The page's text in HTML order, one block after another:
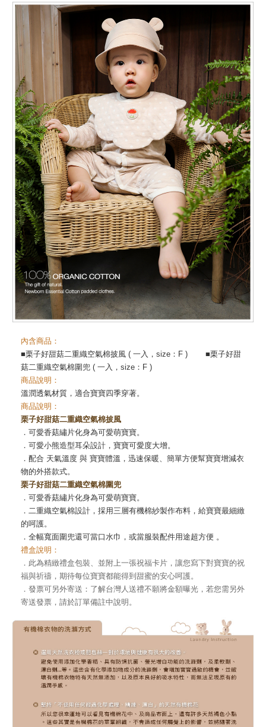
內含商品：
■栗子好甜菇二重織空氣棉披風 ( 一入，size：F ) ■栗子好甜
菇二重織空氣棉圍兜 ( 一入，size：F )
商品說明：
溫潤透氣材質，適合寶寶四季穿著。
商品說明：
栗子好甜菇二重織空氣棉披風
．可愛香菇繡片化身為可愛萌寶寶。
．可愛小熊造型耳朵設計，寶寶可愛度大增。
．配合 天氣溫度 與 寶寶體溫，迅速保暖、簡單方便幫寶寶增減衣
物的外搭款式。
栗子好甜菇二重織空氣棉圍兜
．可愛香菇繡片化身為可愛萌寶寶。
．二重織空氣棉設計，採用三層有機棉紗製作布料，給寶寶最細緻
的呵護。
．全幅寬面圍兜還可當口水巾，或當服裝配件用途超方便 。
禮盒說明：
．此為精緻禮盒包裝、並附上一張祝福卡片，讓您寫下對寶寶的祝
福與祈禱，期待每位寶寶都能得到甜蜜的安心呵護。
．發票可另外寄送：了解台灣人送禮不願將金額曝光，若您需另外
寄送發票，請於訂單備註中說明。